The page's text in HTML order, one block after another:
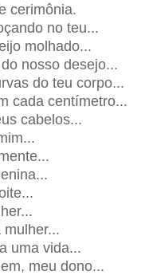
cerimônia.
no teu...
molhado...
nosso desejo...
do teu corpo...
cada centímetro...
cabelos...
mulher...
uma vida...
meu dono...